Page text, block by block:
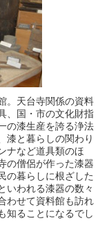
。天台寺関係の資料
、国・市の文化財指
の漆生産を誇る浄法
漆と暮らしの関わり
ナなど道具類のほ
の僧侶が作った漆器
の暮らしに根ざした
いわれる漆器の数々
わせて資料館も訪れ
知ることになるでし